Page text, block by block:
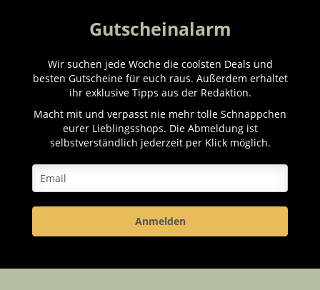
Gutscheinalarm
Wir suchen jede Woche die coolsten Deals und
besten Gutscheine für euch raus. Außerdem erhaltet
ihr exklusive Tipps aus der Redaktion.
Macht mit und verpasst nie mehr tolle Schnäppchen
eurer Lieblingsshops. Die Abmeldung ist
selbstverständlich jederzeit per Klick möglich.
Anmelden